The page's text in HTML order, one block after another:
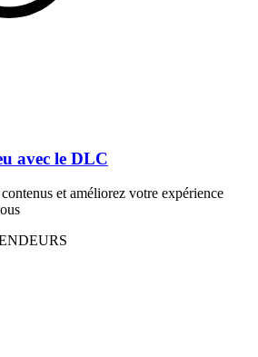
avec le DLC
et améliorez votre expérience